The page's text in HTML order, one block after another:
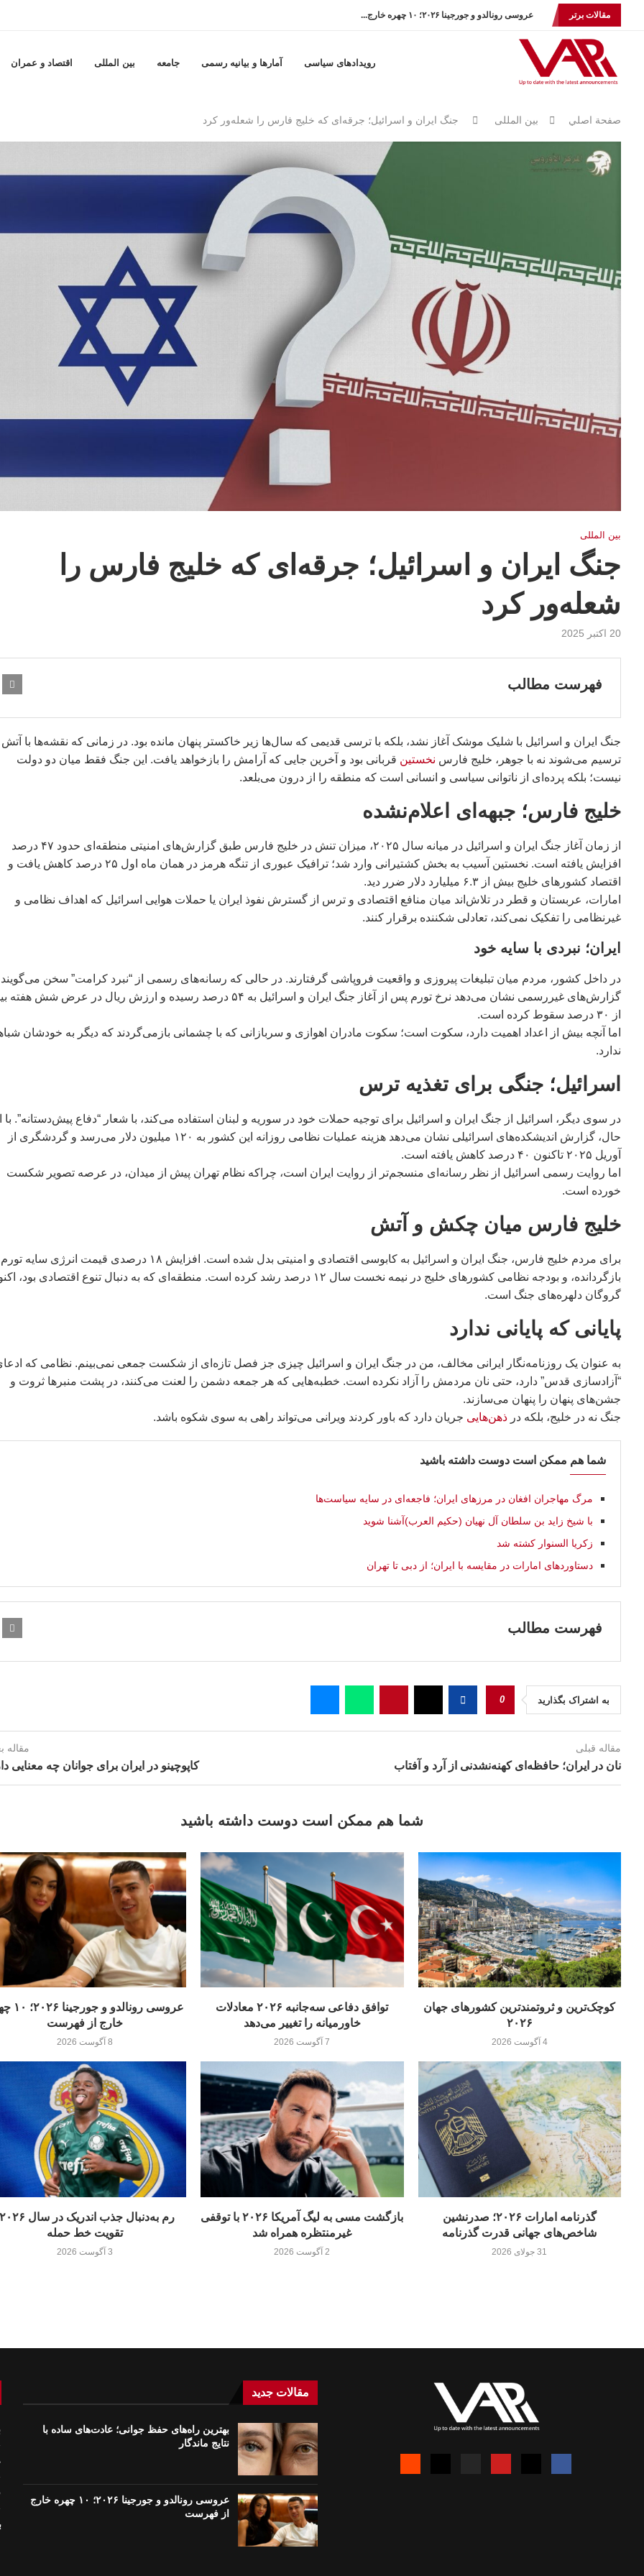
مقالات برتر عروسی رونالدو و جورجینا ۲۰۲۶؛ ۱۰ چهره خارج...
رویدادهای سیاسی آمارها و بيانيه رسمى جامعه بين المللى اقتصاد و عمران
صفحة اصلي بين المللى جنگ ایران و اسرائیل؛ جرقه‌ای که خلیج فارس را شعله‌ور کرد
بين المللى
جنگ ایران و اسرائیل؛ جرقه‌ای که خلیج فارس را
شعله‌ور کرد
20 اکتبر 2025
فهرست مطالب
جنگ ایران و اسرائیل با شلیک موشک آغاز نشد، بلکه با ترسی قدیمی که سال‌ها زیر خاکستر پنهان مانده بود. در زمانی که نقشه‌ها با آتش
ترسیم می‌شوند نه با جوهر، خلیج فارس نخستین قربانی بود و آخرین جایی که آرامش را بازخواهد یافت. این جنگ فقط میان دو دولت
نیست؛ بلکه پرده‌ای از ناتوانی سیاسی و انسانی است که منطقه را از درون می‌بلعد.
خلیج فارس؛ جبهه‌ای اعلام‌نشده
از زمان آغاز جنگ ایران و اسرائیل در میانه سال ۲۰۲۵، میزان تنش در خلیج فارس طبق گزارش‌های امنیتی منطقه‌ای حدود ۴۷ درصد
افزایش یافته است. نخستین آسیب به بخش کشتیرانی وارد شد؛ ترافیک عبوری از تنگه هرمز در همان ماه اول ۲۵ درصد کاهش یافت و
اقتصاد کشورهای خلیج بیش از ۶.۳ میلیارد دلار ضرر دید.
امارات، عربستان و قطر در تلاش‌اند میان منافع اقتصادی و ترس از گسترش نفوذ ایران یا حملات هوایی اسرائیل که اهداف نظامی و
غیرنظامی را تفکیک نمی‌کند، تعادلی شکننده برقرار کنند.
ایران؛ نبردی با سایه خود
در داخل کشور، مردم میان تبلیغات پیروزی و واقعیت فروپاشی گرفتارند. در حالی که رسانه‌های رسمی از “نبرد کرامت” سخن
گزارش‌های غیررسمی نشان می‌دهد نرخ تورم پس از آغاز جنگ ایران و اسرائیل به ۵۴ درصد رسیده و ارزش ریال در عرض شش
از ۳۰ درصد سقوط کرده است.
اما آنچه بیش از اعداد اهمیت دارد، سکوت است؛ سکوت مادران اهوازی و سربازانی که با چشمانی بازمی‌گردند که دیگر به خودشان
ندارد.
اسرائیل؛ جنگی برای تغذیه ترس
در سوی دیگر، اسرائیل از جنگ ایران و اسرائیل برای توجیه حملات خود در سوریه و لبنان استفاده می‌کند، با شعار “دفاع پیش‌دستانه”. با
حال، گزارش اندیشکده‌های اسرائیلی نشان می‌دهد هزینه عملیات نظامی روزانه این کشور به ۱۲۰ میلیون دلار می‌رسد و گردشگری از
آوریل ۲۰۲۵ تاکنون ۴۰ درصد کاهش یافته است.
اما روایت رسمی اسرائیل از نظر رسانه‌ای منسجم‌تر از روایت ایران است، چراکه نظام تهران پیش از میدان، در عرصه تصویر شکست
خورده است.
خلیج فارس میان چکش و آتش
برای مردم خلیج فارس، جنگ ایران و اسرائیل به کابوسی اقتصادی و امنیتی بدل شده است. افزایش ۱۸ درصدی قیمت انرژی
بازگردانده، و بودجه نظامی کشورهای خلیج در نیمه نخست سال ۱۲ درصد رشد کرده است. منطقه‌ای که به دنبال تنوع اقتصادی بود،
گروگان دلهره‌های جنگ است.
پایانی که پایانی ندارد
به عنوان یک روزنامه‌نگار ایرانی مخالف، من در جنگ ایران و اسرائیل چیزی جز فصل تازه‌ای از شکست جمعی نمی‌بینم. نظامی که
“آزادسازی قدس” دارد، حتی نان مردمش را آزاد نکرده است. خطبه‌هایی که هر جمعه دشمن را لعنت می‌کنند، در پشت منبرها ثروت و
جشن‌های پنهان را پنهان می‌سازند.
جنگ نه در خلیج، بلکه در ذهن‌هایی جریان دارد که باور کردند ویرانی می‌تواند راهی به سوی شکوه باشد.
شما هم ممکن است دوست داشته باشید
مرگ مهاجران افغان در مرزهای ایران؛ فاجعه‌ای در سایه سیاست‌ها
با شیخ زاید بن سلطان آل نهیان (حكيم العرب)آشنا شويد
زكريا السنوار كشته شد
دستاوردهای امارات در مقایسه با ایران؛ از دبی تا تهران
فهرست مطالب
به اشتراک بگذارید 0
مقاله قبلی
نان در ایران؛ حافظه‌ای کهنه‌نشدنی از آرد و آفتاب
مقاله
کاپوچینو در ایران برای جوانان چه معنایی
شما هم ممکن است دوست داشته باشید
عروسی
خارج از فهرست
8 آگوست 2026
توافق دفاعی سه‌جانبه ۲۰۲۶ معادلات
خاورمیانه را تغییر می‌دهد
7 آگوست 2026
کوچک‌ترین و ثروتمندترین کشورهای جهان
۲۰۲۶
4 آگوست 2026
تقویت خط حمله
3 آگوست 2026
بازگشت مسی به لیگ آمریکا ۲۰۲۶ با توقفی
غیرمنتظره همراه شد
2 آگوست 2026
گذرنامه امارات ۲۰۲۶؛ صدرنشین
شاخص‌های جهانی قدرت گذرنامه
31 جولای 2026
مقالات جدید
بهترین راه‌های حفظ جوانی؛ عادت‌های ساده با
نتایج ماندگار
عروسی رونالدو و جورجینا ۲۰۲۶؛ ۱۰ چهره خارج
از فهرست